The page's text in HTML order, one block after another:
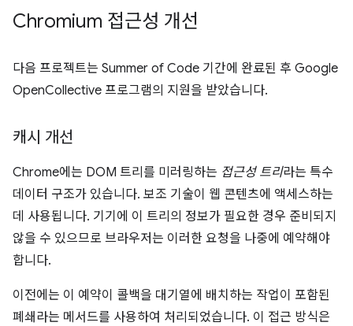
Chromium 접근성 개선
다음 프로젝트는 Summer of Code 기간에 완료된 후 Google
OpenCollective 프로그램의 지원을 받았습니다.
캐시 개선
Chrome에는 DOM 트리를 미러링하는 접근성 트리라는 특수
데이터 구조가 있습니다. 보조 기술이 웹 콘텐츠에 액세스하는
데 사용됩니다. 기기에 이 트리의 정보가 필요한 경우 준비되지
않을 수 있으므로 브라우저는 이러한 요청을 나중에 예약해야
합니다.
이전에는 이 예약이 콜백을 대기열에 배치하는 작업이 포함된
폐쇄라는 메서드를 사용하여 처리되었습니다. 이 접근 방식은